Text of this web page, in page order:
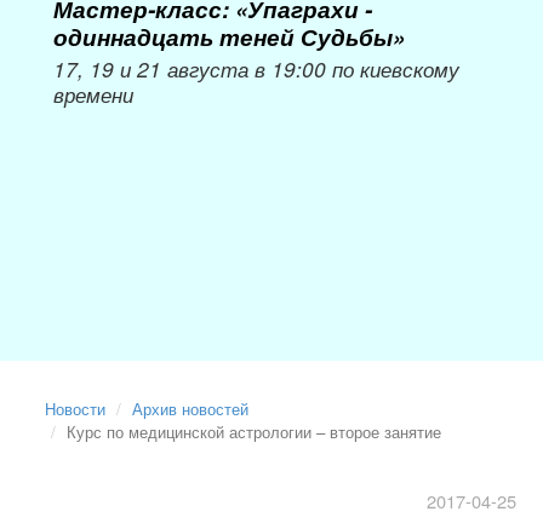
Мастер-класс: «Упаграхи -
одиннадцать теней Судьбы»
17, 19 и 21 августа в 19:00 по киевскому
времени
Новости
Архив новостей
Курс по медицинской астрологии – второе занятие
2017-04-25